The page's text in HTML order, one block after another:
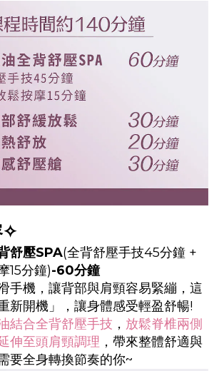
✧
舒壓SPA(全背舒壓手技45分鐘 +
15分鐘)-60分鐘
手機，讓背部與肩頸容易緊繃，這
新開機」，讓身體感受輕盈舒暢!
結合全背舒壓手技 ， 放鬆脊椎兩側
伸至頭肩頸調理 ，帶來整體舒適與
要全身轉換節奏的你~